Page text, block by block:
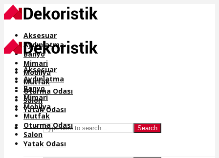
Aksesuar
Aydınlatma
Banyo
Mimari
Mobilya
Mutfak
Oturma Odası
Salon
Yatak Odası
Search
Aksesuar
Aydınlatma
Banyo
Mimari
Mobilya
Mutfak
Oturma Odası
Salon
Yatak Odası